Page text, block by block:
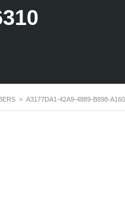
> A3177DA1-42A9-4889-B898-